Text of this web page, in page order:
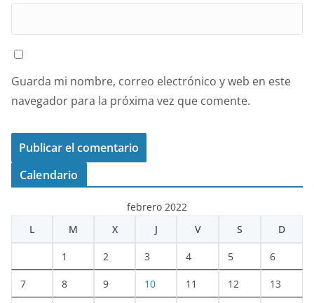
Guarda mi nombre, correo electrónico y web en este
navegador para la próxima vez que comente.
Calendario
febrero 2022
L
M X J V S D
1 2 3 4 5 6
7 8 9 10 11 12 13